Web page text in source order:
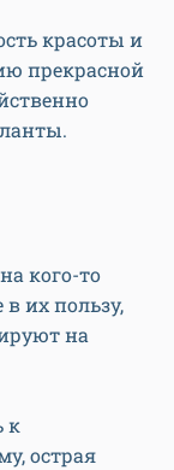
красоты и
прекрасной
кого-то
их пользу,
на
к
острая